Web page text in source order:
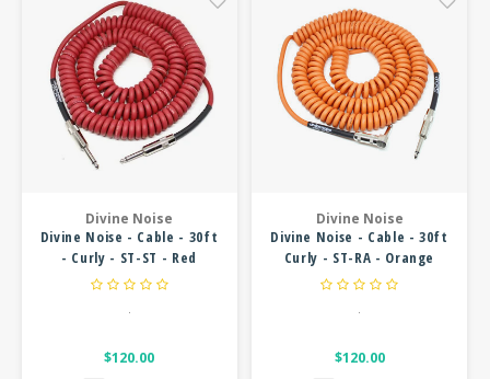
Divine Noise
Divine Noise - Cable - 30ft
- Curly - ST-ST - Red
$120.00
Divine Noise
Divine Noise - Cable - 30ft
Curly - ST-RA - Orange
$120.00